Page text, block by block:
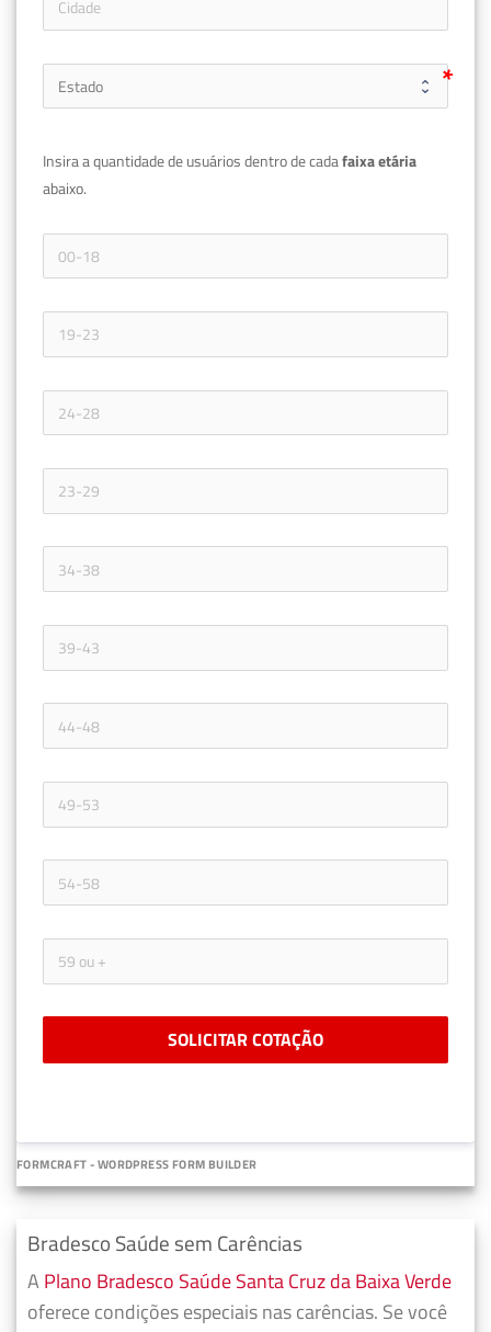
Insira a quantidade de usuários dentro de cada
abaixo.
SOLICITAR COTAÇÃO
FORMCRAFT - WORDPRESS FORM BUILDER
Bradesco Saúde sem Carências
A Plano Bradesco Saúde Santa Cruz da Baixa Verde
oferece condições especiais nas carências. Se você